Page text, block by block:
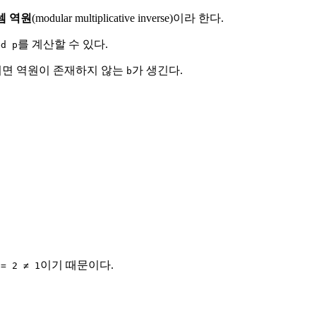
역원(modular multiplicative inverse)이라 한다.
p를 계산할 수 있다.
역원이 존재하지 않는 b가 생긴다.
2 ≠ 1이기 때문이다.